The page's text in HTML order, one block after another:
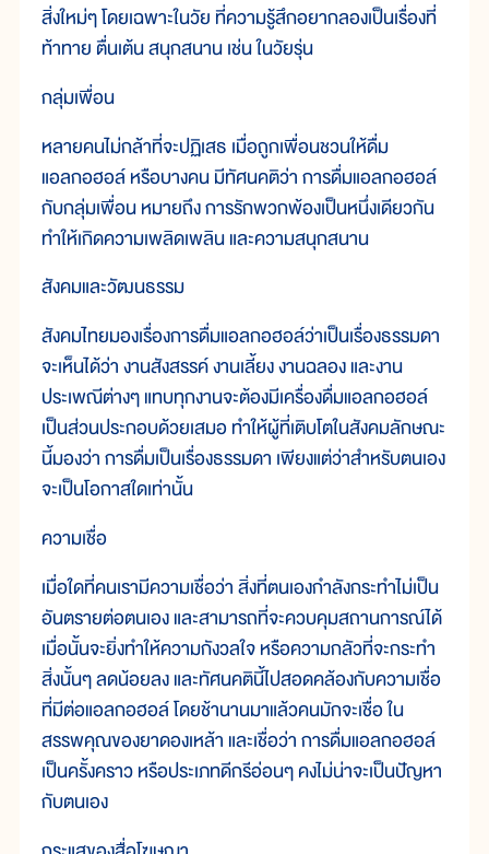
สิ่งใหม่ๆ โดยเฉพาะในวัย ที่ความรู้สึกอยากลองเป็นเรื่องที่
ท้าทาย ตื่นเต้น สนุกสนาน เช่น ในวัยรุ่น
กลุ่มเพื่อน
หลายคนไม่กล้าที่จะปฏิเสธ เมื่อถูกเพื่อนชวนให้ดื่ม
แอลกอฮอล์ หรือบางคน มีทัศนคติว่า การดื่มแอลกอฮอล์
กับกลุ่มเพื่อน หมายถึง การรักพวกพ้องเป็นหนึ่งเดียวกัน
ทำให้เกิดความเพลิดเพลิน และความสนุกสนาน
สังคมและวัฒนธรรม
สังคมไทยมองเรื่องการดื่มแอลกอฮอล์ว่าเป็นเรื่องธรรมดา
จะเห็นได้ว่า งานสังสรรค์ งานเลี้ยง งานฉลอง และงาน
ประเพณีต่างๆ แทบทุกงานจะต้องมีเครื่องดื่มแอลกอฮอล์
เป็นส่วนประกอบด้วยเสมอ ทำให้ผู้ที่เติบโตในสังคมลักษณะ
นี้มองว่า การดื่มเป็นเรื่องธรรมดา เพียงแต่ว่าสำหรับตนเอง
จะเป็นโอกาสใดเท่านั้น
ความเชื่อ
เมื่อใดที่คนเรามีความเชื่อว่า สิ่งที่ตนเองกำลังกระทำไม่เป็น
อันตรายต่อตนเอง และสามารถที่จะควบคุมสถานการณ์ได้
เมื่อนั้นจะยิ่งทำให้ความกังวลใจ หรือความกลัวที่จะกระทำ
สิ่งนั้นๆ ลดน้อยลง และทัศนคตินี้ไปสอดคล้องกับความเชื่อ
ที่มีต่อแอลกอฮอล์ โดยช้านานมาแล้วคนมักจะเชื่อ ใน
สรรพคุณของยาดองเหล้า และเชื่อว่า การดื่มแอลกอฮอล์
เป็นครั้งคราว หรือประเภทดีกรีอ่อนๆ คงไม่น่าจะเป็นปัญหา
กับตนเอง